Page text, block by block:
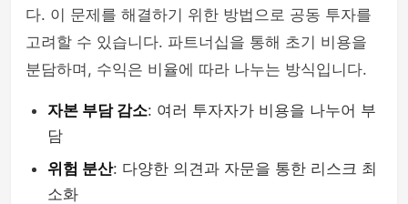
다. 이 문제를 해결하기 위한 방법으로 공동 투자를
고려할 수 있습니다. 파트너십을 통해 초기 비용을
분담하며, 수익은 비율에 따라 나누는 방식입니다.
자본 부담 감소: 여러 투자자가 비용을 나누어 부
담
위험 분산: 다양한 의견과 자문을 통한 리스크 최
소화